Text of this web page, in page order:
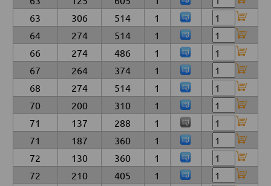
63
306 514
1
64
274 514
1
66
274 486
1
67
264 374
1
68
274 514
1
70
200 310
1
71
137 288
1
71
187 360
1
72
130 360
1
72
210 405
1